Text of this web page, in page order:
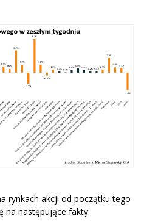
rynkach akcji od początku tego
na następujące fakty: